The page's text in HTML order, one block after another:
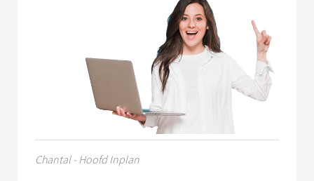
Chantal - Hoofd Inplan